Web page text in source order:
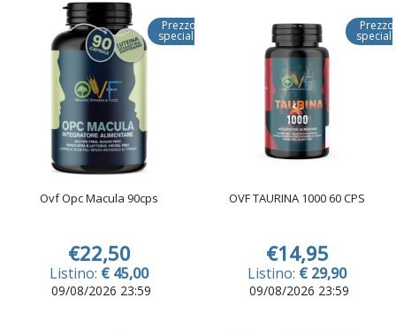
Prezzo
speciale
Ovf Opc Macula 90cps
€22,50
Listino: € 45,00
09/08/2026 23:59
Prezzo
OVF TAURINA 1000 60 CPS
€14,95
Listino: € 29,90
09/08/2026 23:59